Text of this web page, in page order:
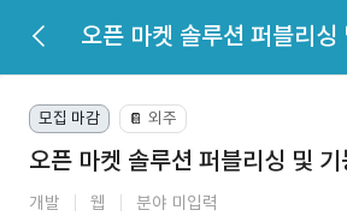
오픈 마켓 솔루션 퍼블리싱
모집 마감 📔 외주
오픈 마켓 솔루션 퍼블리싱 및
개발 웹 분야 미입력